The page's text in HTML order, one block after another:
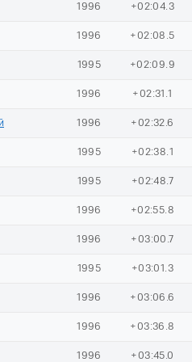
1996 +02:04.3
1996 +02:08.5
1995 +02:09.9
1996 +02:31.1
1996 +02:32.6
1995 +02:38.1
1995 +02:48.7
1996 +02:55.8
1996 +03:00.7
1995 +03:01.3
1996 +03:06.6
1996 +03:36.8
1996 +03:45.0